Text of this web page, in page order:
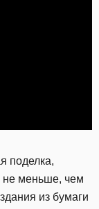
поделка,
не меньше, чем
из бумаги